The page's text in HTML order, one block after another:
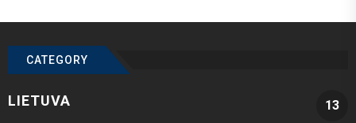
CATEGORY
LIETUVA 13